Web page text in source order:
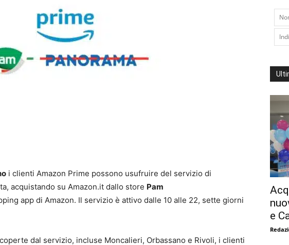
i clienti Amazon Prime possono usufruire del servizio di
acquistando su Amazon.it dallo store Pam
app di Amazon. Il servizio è attivo dalle 10 alle 22, sette giorni
dal servizio, incluse Moncalieri, Orbassano e Rivoli, i clienti
e